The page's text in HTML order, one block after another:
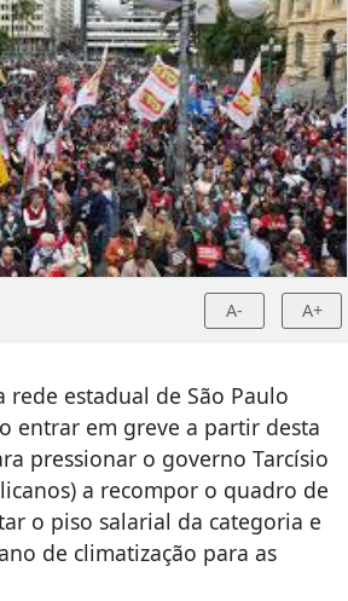
A- A+
rede estadual de São Paulo
entrar em greve a partir desta
pressionar o governo Tarcísio
a recompor o quadro de
o piso salarial da categoria e
de climatização para as